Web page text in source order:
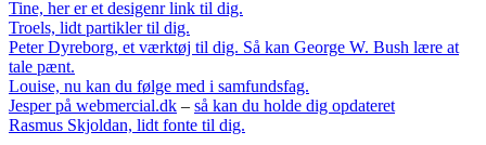
Tine, her er et desigenr link til dig.
Troels, lidt partikler til dig.
Peter Dyreborg, et værktøj til dig. Så kan George W. Bush lære at
tale pænt.
Louise, nu kan du følge med i samfundsfag.
Jesper på webmercial.dk – så kan du holde dig opdateret
Rasmus Skjoldan, lidt fonte til dig.